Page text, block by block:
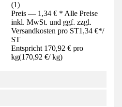
(1)
Preis — 1,34 € * Alle Preise
inkl. MwSt. und ggf. zzgl.
Versandkosten pro ST1,34 €*/
ST
Entspricht 170,92 € pro
kg(170,92 €/ kg)